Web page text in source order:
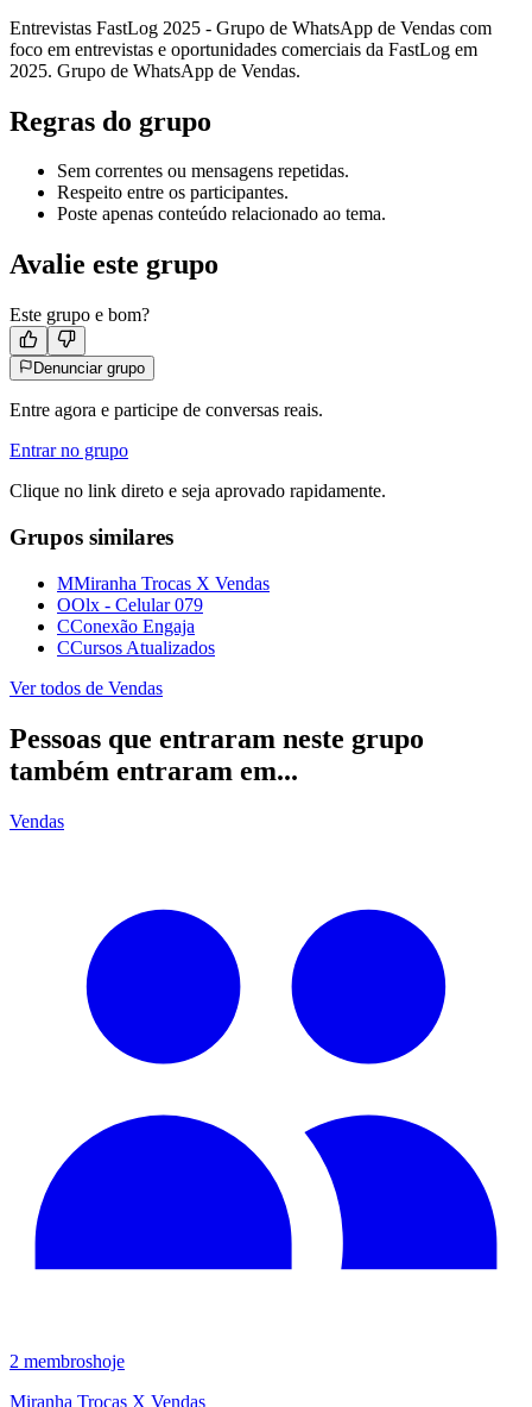
Entrevistas FastLog 2025 - Grupo de WhatsApp de Vendas com
foco em entrevistas e oportunidades comerciais da FastLog em
2025. Grupo de WhatsApp de Vendas.
Regras do grupo
Sem correntes ou mensagens repetidas.
Respeito entre os participantes.
Poste apenas conteúdo relacionado ao tema.
Avalie este grupo
Este grupo e bom?
Denunciar grupo
Entre agora e participe de conversas reais.
Entrar no grupo
Clique no link direto e seja aprovado rapidamente.
Grupos similares
MMiranha Trocas X Vendas
OOlx - Celular 079
CConexão Engaja
CCursos Atualizados
Ver todos de Vendas
Pessoas que entraram neste grupo
também entraram em...
Vendas
2 membroshoje
Miranha Trocas X Vendas